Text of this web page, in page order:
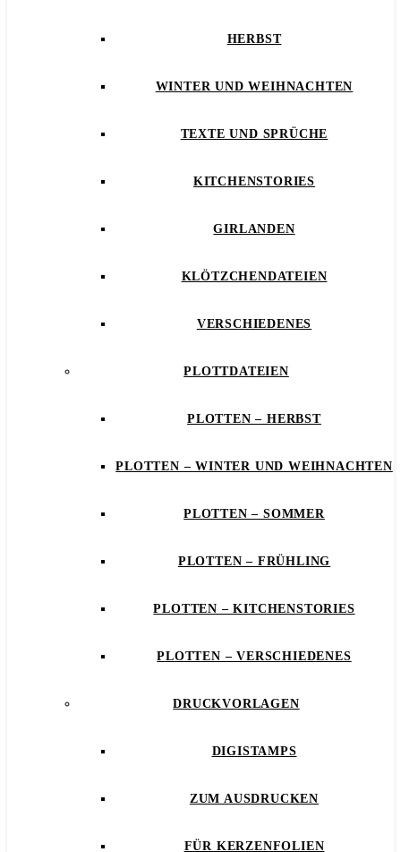
HERBST
WINTER UND WEIHNACHTEN
TEXTE UND SPRÜCHE
KITCHENSTORIES
GIRLANDEN
KLÖTZCHENDATEIEN
VERSCHIEDENES
PLOTTDATEIEN
PLOTTEN – HERBST
PLOTTEN – WINTER UND WEIHNACHTEN
PLOTTEN – SOMMER
PLOTTEN – FRÜHLING
PLOTTEN – KITCHENSTORIES
PLOTTEN – VERSCHIEDENES
DRUCKVORLAGEN
DIGISTAMPS
ZUM AUSDRUCKEN
FÜR KERZENFOLIEN